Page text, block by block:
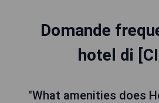
Domande
hotel di
"What amenities does